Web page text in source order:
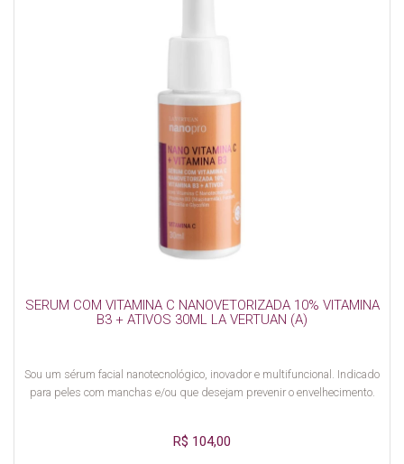
SERUM COM VITAMINA C NANOVETORIZADA 10% VITAMINA
B3 + ATIVOS 30ML LA VERTUAN (A)
Sou um sérum facial nanotecnológico, inovador e multifuncional. Indicado
para peles com manchas e/ou que desejam prevenir o envelhecimento.
R$ 104,00